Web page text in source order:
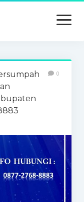
open
menu
0